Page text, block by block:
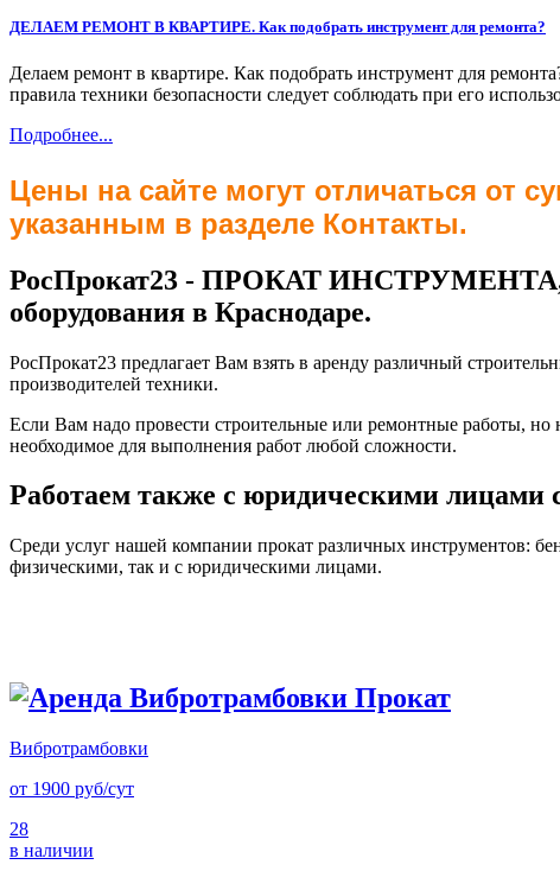
ДЕЛАЕМ РЕМОНТ В КВАРТИРЕ. Как подобрать инструмент для ремонта?
Делаем ремонт в квартире. Как подобрать инструмент для
правила техники безопасности следует соблюдать при его
Подробнее...
Цены на сайте могут отличаться от
указанным в разделе Контакты.
РосПрокат23 - ПРОКАТ ИНСТРУМЕНТА,
оборудования в Краснодаре.
РосПрокат23 предлагает Вам взять в аренду различный
производителей техники.
Если Вам надо провести строительные или ремонтные работы, но
необходимое для выполнения работ любой сложности.
Работаем также с юридическими лицами
Среди услуг нашей компании прокат различных инструментов:
физическими, так и с юридическими лицами.
Вибротрамбовки
от 1900 руб/сут
28
в наличии